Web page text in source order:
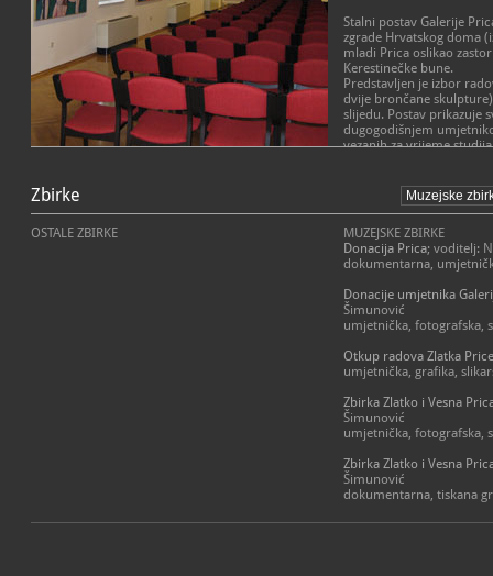
Stalni postav Galerije
zgrade Hrvatskog doma
mladi Prica oslikao
Kerestinečke bune.
Predstavljen je izbor
dvije brončane
slijedu. Postav prikazuje
dugogodišnjem
vezanih za vrijeme
sve do čuvenogTarskog
Zlatko Prica (1916. -
završava Akademiju i
kasnije prelazi
granice (izlaže u Indiji,
utemeljitelja Galerije
prepoznatljiv je po
kolorita i po crtačkoj
činjenice da stvara cijeli
Samoborskim ciklusom.
Vesna Prica (1947. -
glasovitoga Toše Dabca
njezinu
izdvajaju se ciklusi
vala, Portreti, Trave i
Predstavljanje, čuvanje i
Promocija mladih
Predstavljanje radova
Predstavljanje značajnih
razmjena.
Zbirke
OSTALE ZBIRKE
MUZEJSKE ZBIRKE
Donacija Prica; voditelj:
dokumentarna,
Donacije umjetnika
Šimunović
umjetnička, fotografska,
Otkup radova Zlatka Price
umjetnička, grafika,
Zbirka Zlatko i Vesna
Šimunović
umjetnička, fotografska,
Zbirka Zlatko i Vesna
Šimunović
dokumentarna, tiskana